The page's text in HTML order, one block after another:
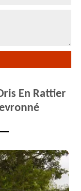
En Rattier